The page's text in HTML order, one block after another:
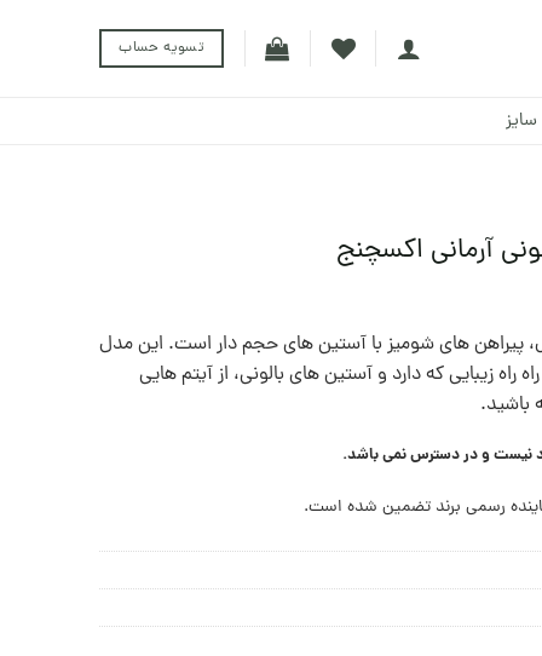
تسویه حساب
آرمانی اکسچنج
پیراهن های شومیز با آستین های حجم دار است. این مدل
راه زیبایی که دارد و آستین های بالونی، از آیتم هایی
باشيد.
نیست و در دسترس نمی باشد.
رسمی برند تضمین شده است.